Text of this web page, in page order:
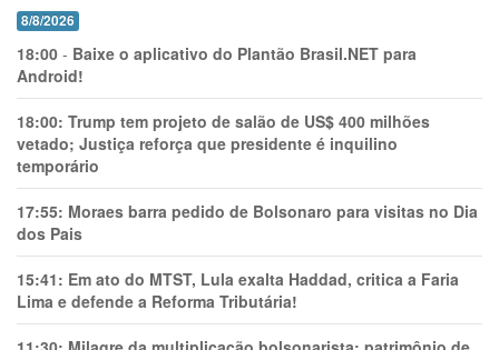
8/8/2026
18:00 - Baixe o aplicativo do Plantão Brasil.NET para
Android!
18:00: Trump tem projeto de salão de US$ 400 milhões
vetado; Justiça reforça que presidente é inquilino
temporário
17:55: Moraes barra pedido de Bolsonaro para visitas no Dia
dos Pais
15:41: Em ato do MTST, Lula exalta Haddad, critica a Faria
Lima e defende a Reforma Tributária!